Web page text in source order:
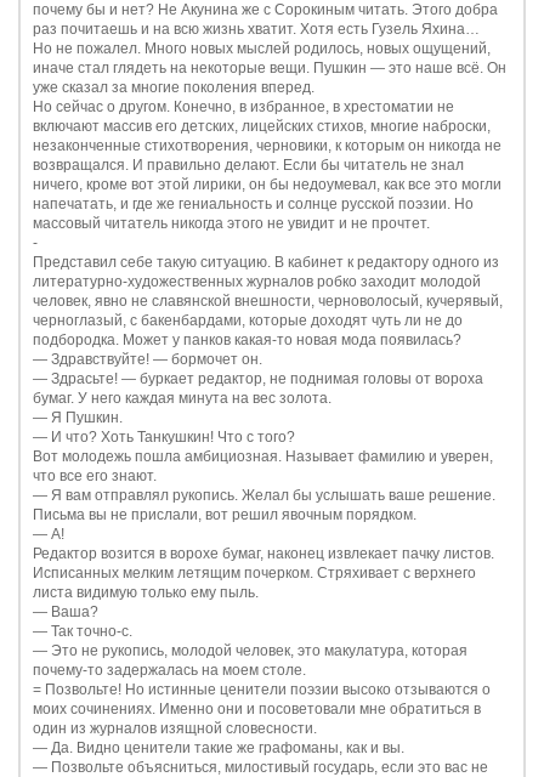
Перейти на полную версию
почему бы и нет? Не Акунина же с Сорокиным читать. Этого добра
раз почитаешь и на всю жизнь хватит. Хотя есть Гузель Яхина…
Но не пожалел. Много новых мыслей родилось, новых ощущений,
иначе стал глядеть на некоторые вещи. Пушкин — это наше всё. Он
уже сказал за многие поколения вперед.
Но сейчас о другом. Конечно, в избранное, в хрестоматии не
включают массив его детских, лицейских стихов, многие наброски,
незаконченные стихотворения, черновики, к которым он никогда не
возвращался. И правильно делают. Если бы читатель не знал
ничего, кроме вот этой лирики, он бы недоумевал, как все это могли
напечатать, и где же гениальность и солнце русской поэзии. Но
массовый читатель никогда этого не увидит и не прочтет.
-
Представил себе такую ситуацию. В кабинет к редактору одного из
литературно-художественных журналов робко заходит молодой
человек, явно не славянской внешности, черноволосый, кучерявый,
черноглазый, с бакенбардами, которые доходят чуть ли не до
подбородка. Может у панков какая-то новая мода появилась?
— Здравствуйте! — бормочет он.
— Здрасьте! — буркает редактор, не поднимая головы от вороха
бумаг. У него каждая минута на вес золота.
— Я Пушкин.
— И что? Хоть Танкушкин! Что с того?
Вот молодежь пошла амбициозная. Называет фамилию и уверен,
что все его знают.
— Я вам отправлял рукопись. Желал бы услышать ваше решение.
Письма вы не прислали, вот решил явочным порядком.
— А!
Редактор возится в ворохе бумаг, наконец извлекает пачку листов.
Исписанных мелким летящим почерком. Стряхивает с верхнего
листа видимую только ему пыль.
— Ваша?
— Так точно-с.
— Это не рукопись, молодой человек, это макулатура, которая
почему-то задержалась на моем столе.
= Позвольте! Но истинные ценители поэзии высоко отзываются о
моих сочинениях. Именно они и посоветовали мне обратиться в
один из журналов изящной словесности.
— Да. Видно ценители такие же графоманы, как и вы.
— Позвольте объясниться, милостивый государь, если это вас не